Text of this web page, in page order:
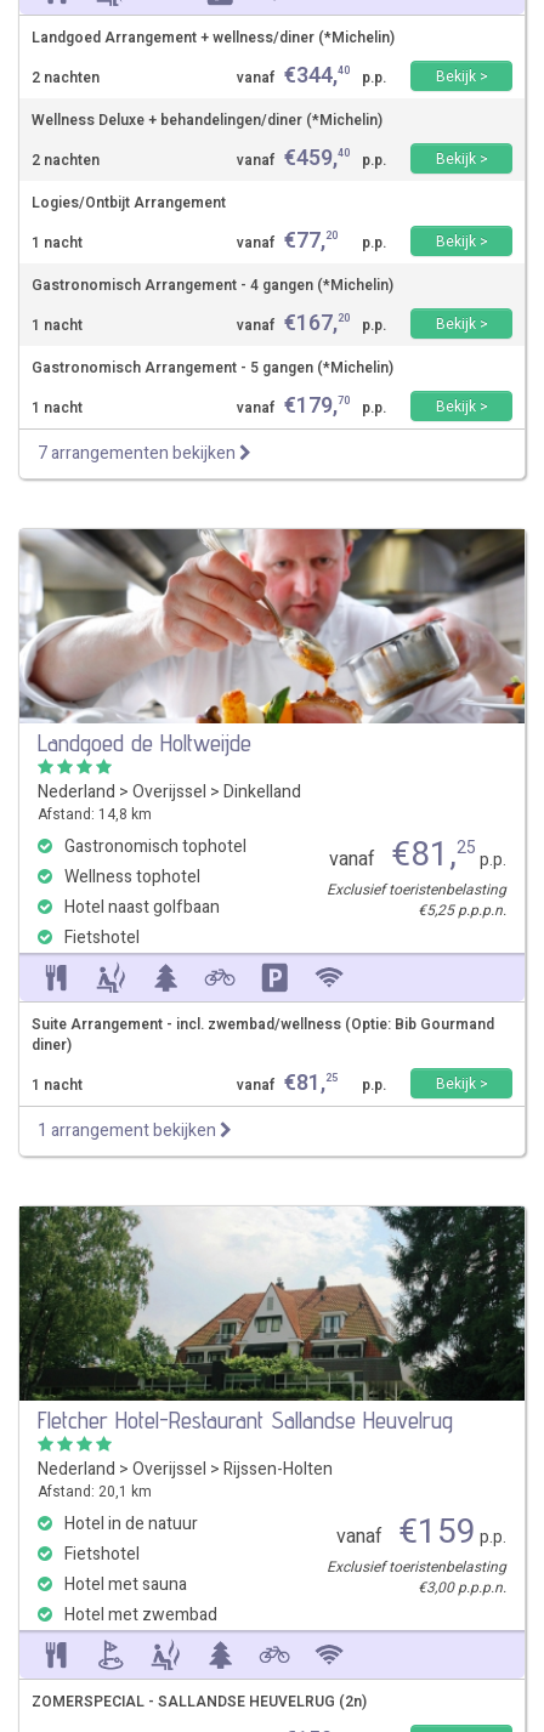
Landgoed Arrangement + wellness/diner (*Michelin)
2 nachten
vanaf €344,40 p.p.
Bekijk >
Wellness Deluxe + behandelingen/diner (*Michelin)
2 nachten
vanaf €459,40 p.p.
Bekijk >
Logies/Ontbijt Arrangement
1 nacht
vanaf €77,20 p.p.
Bekijk >
Gastronomisch Arrangement - 4 gangen (*Michelin)
1 nacht
vanaf €167,20 p.p.
Bekijk >
Gastronomisch Arrangement - 5 gangen (*Michelin)
1 nacht
vanaf €179,70 p.p. Bekijk >
7 arrangementen bekijken
Landgoed de Holtweijde
Nederland >Overijssel >Dinkelland
Afstand: 14,8 km
Gastronomisch tophotel
Wellness tophotel
Hotel naast golfbaan
Fietshotel
vanaf €81,25p.p.
Exclusief toeristenbelasting
€5,25 p.p.p.n.
Suite Arrangement - incl. zwembad/wellness (Optie: Bib Gourmand
diner)
1 nacht
vanaf €81,25 p.p. Bekijk >
1 arrangement bekijken
Fletcher Hotel-Restaurant Sallandse Heuvelrug
Nederland >Overijssel >Rijssen-Holten
Afstand: 20,1 km
Hotel in de natuur
Fietshotel
Hotel met sauna
Hotel met zwembad
vanaf €159 p.p.
Exclusief toeristenbelasting
€3,00 p.p.p.n.
ZOMERSPECIAL - SALLANDSE HEUVELRUG (2n)